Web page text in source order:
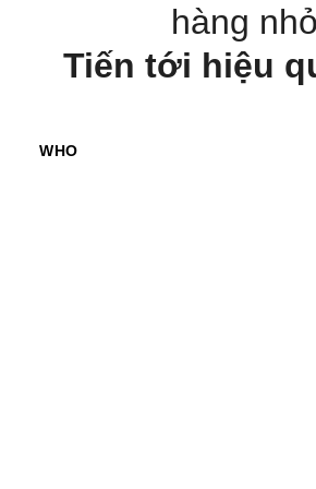
hàng nhỏ
Tiến tới hiệu
WHO